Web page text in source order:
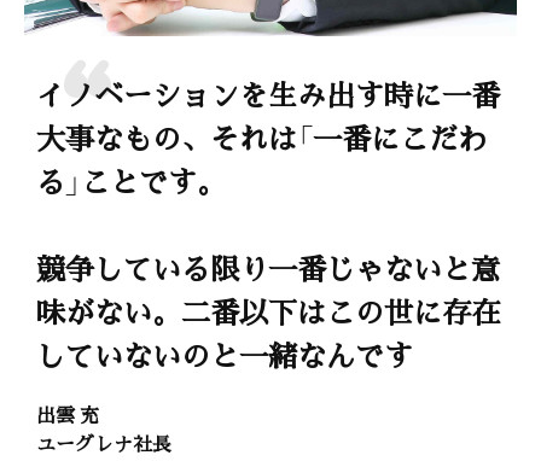
イノベーションを生み出す時に一番
大事なもの、それは「一番にこだわ
る」ことです。
競争している限り一番じゃないと意
味がない。二番以下はこの世に存在
していないのと一緒なんです
出雲 充
ユーグレナ社長